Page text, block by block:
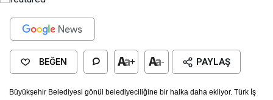
BEĞEN + - PAYLAŞ
Büyükşehir Belediyesi gönül belediyeciliğine bir halka daha ekliyor. Türk İş